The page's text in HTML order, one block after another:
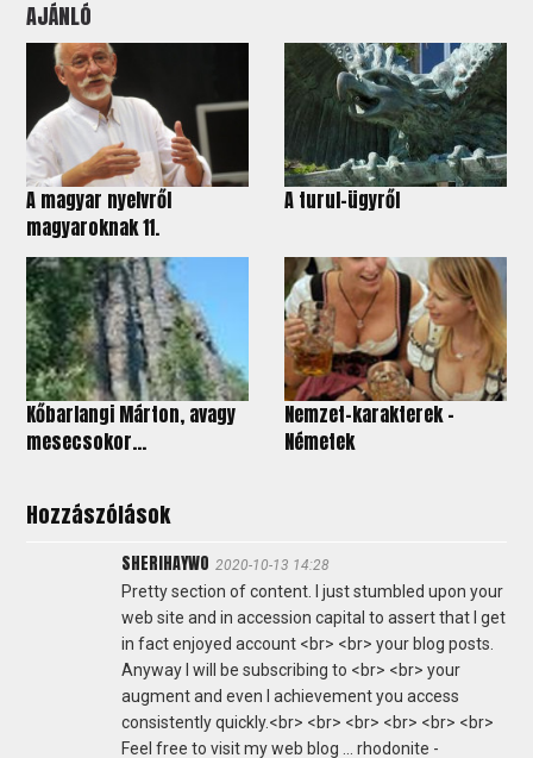
AJÁNLÓ
A magyar nyelvről
magyaroknak 11.
A turul-ügyről
Kőbarlangi Márton, avagy
mesecsokor...
Nemzet-karakterek -
Németek
Hozzászólások
SHERIHAYWO 2020-10-13 14:28
Pretty section of content. I just stumbled upon your
web site and in accession capital to assert that I get
in fact enjoyed account <br> <br> your blog posts.
Anyway I will be subscribing to <br> <br> your
augment and even I achievement you access
consistently quickly.<br> <br> <br> <br> <br> <br>
Feel free to visit my web blog ... rhodonite -